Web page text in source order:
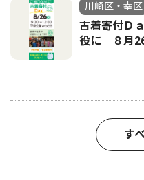
川崎区・幸区
古着寄付Ｄ
役に ８月
す